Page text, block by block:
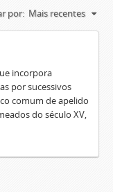
por: Mais recentes
incorpora
por sucessivos
comum de apelido
do século XV,